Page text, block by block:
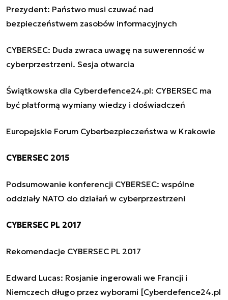
Prezydent: Państwo musi czuwać nad
bezpieczeństwem zasobów informacyjnych
CYBERSEC: Duda zwraca uwagę na suwerenność w
cyberprzestrzeni. Sesja otwarcia
Świątkowska dla Cyberdefence24.pl: CYBERSEC ma
być platformą wymiany wiedzy i doświadczeń
Europejskie Forum Cyberbezpieczeństwa w Krakowie
CYBERSEC 2015
Podsumowanie konferencji CYBERSEC: wspólne
oddziały NATO do działań w cyberprzestrzeni
CYBERSEC PL 2017
Rekomendacje CYBERSEC PL 2017
Edward Lucas: Rosjanie ingerowali we Francji i
Niemczech długo przez wyborami [Cyberdefence24.pl